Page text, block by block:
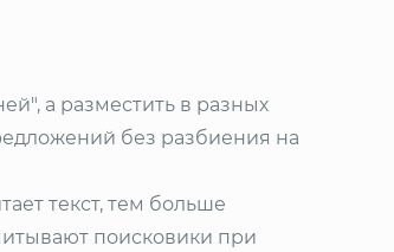
а разместить в разных
без разбиения на
текст, тем больше
поисковики при